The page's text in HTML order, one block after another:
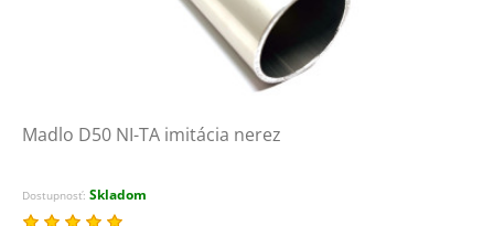
Madlo D50 NI-TA imitácia nerez
Dostupnosť: Skladom